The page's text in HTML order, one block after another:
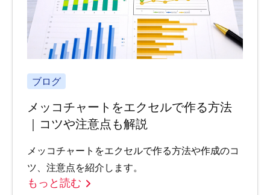
ブログ
メッコチャートをエクセルで作る方法
｜コツや注意点も解説
メッコチャートをエクセルで作る方法や作成のコ
ツ、注意点を紹介します。
もっと読む